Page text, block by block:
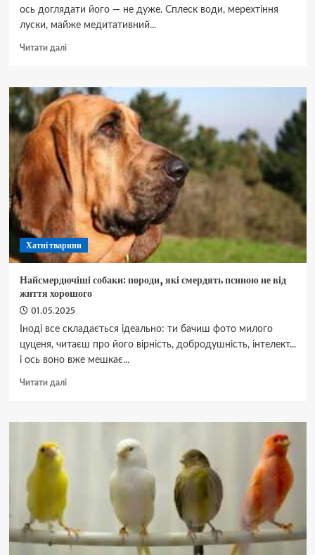
ось доглядати його — не дуже. Сплеск води, мерехтіння
луски, майже медитативний...
Читати даліДокладніше
акваріумні
рибки:
топ-10
Хатні тварини
Найсмердючіші собаки: породи, які смердять псиною не від
життя хорошого
01.05.2025
Іноді все складається ідеально: ти бачиш фото милого
цуценя, читаєш про його вірність, добродушність, інтелект...
і ось воно вже мешкає...
Читати даліДокладніше
собаки:
псиною
не
хорошого